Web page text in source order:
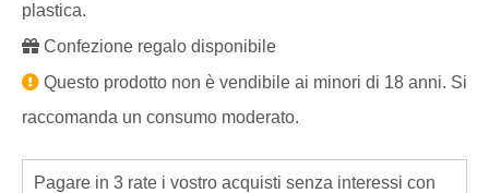
plastica.
Confezione regalo disponibile
Questo prodotto non è vendibile ai minori di 18 anni. Si
raccomanda un consumo moderato.
Pagare in 3 rate i vostro acquisti senza interessi con